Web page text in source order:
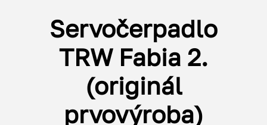
Servočerpadlo
TRW Fabia 2.
(originál
prvovýroba)